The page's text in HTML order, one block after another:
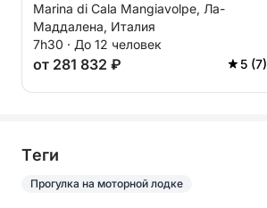
Marina di Cala Mangiavolpe, Ла-
Маддалена, Италия
7h30 · До 12 человек
от 281 832 ₽ 5 (7)
Tеги
Прогулка на моторной лодке